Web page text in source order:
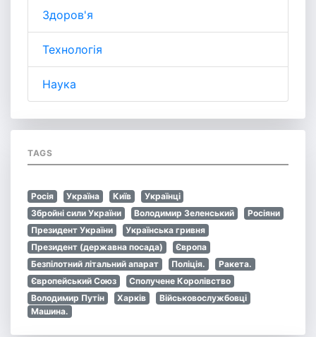
Здоров'я
Технологія
Наука
TAGS
Росія Україна Київ
Українці
Збройні сили України
Володимир Зеленський
Росіяни
Президент України
Українська гривня
Президент (державна посада)
Європа
Безпілотний літальний апарат
Поліція.
Ракета.
Європейський Союз
Сполучене Королівство
Володимир Путін
Харків
Військовослужбовці
Машина.